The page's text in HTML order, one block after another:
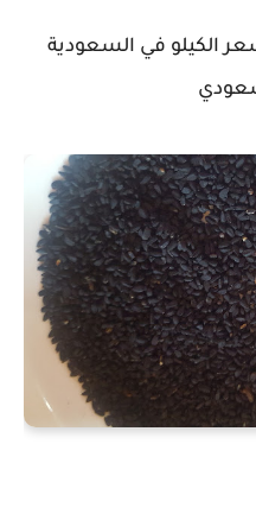
الكيلو في السعودية